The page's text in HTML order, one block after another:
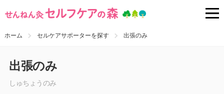
ホーム セルケアサポーターを探す 出張のみ
出張のみ
しゅちょうのみ